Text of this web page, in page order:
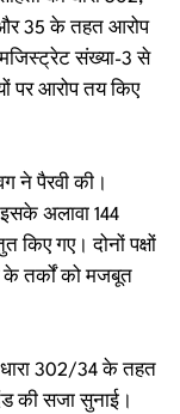
35 के तहत आरोप
मजिस्ट्रेट संख्या-3 से
पर आरोप तय किए
ने पैरवी की।
अलावा 144
गए। दोनों पक्षों
तर्कों को मजबूत
धारा 302/34 के तहत
की सजा सुनाई।